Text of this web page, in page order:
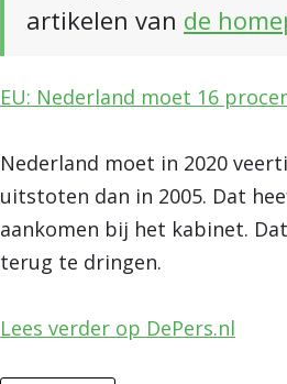
artikelen van de
EU: Nederland moet 16
Nederland moet in 2020
uitstoten dan in 2005. Dat
aankomen bij het kabinet.
terug te dringen.
Lees verder op DePers.nl